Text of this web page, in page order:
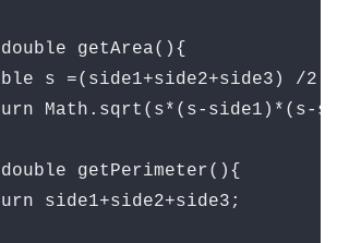
getArea(){
s =(side1+side2+side3) /2;
Math.sqrt(s*(s-side1)*(s-
getPerimeter(){
side1+side2+side3;